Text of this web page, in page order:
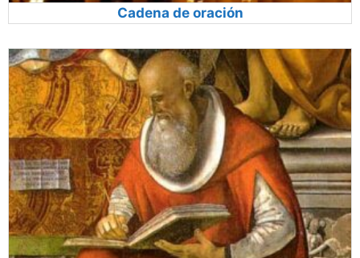
Cadena de oración